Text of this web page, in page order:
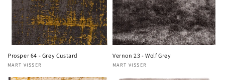
Prosper 64 - Grey Custard
Verkoper:
MART VISSER
Vernon 23 - Wolf Grey
Verkoper:
MART VISSER